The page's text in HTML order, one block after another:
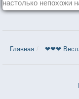
настолько непохожи
что
Главная ❤❤❤